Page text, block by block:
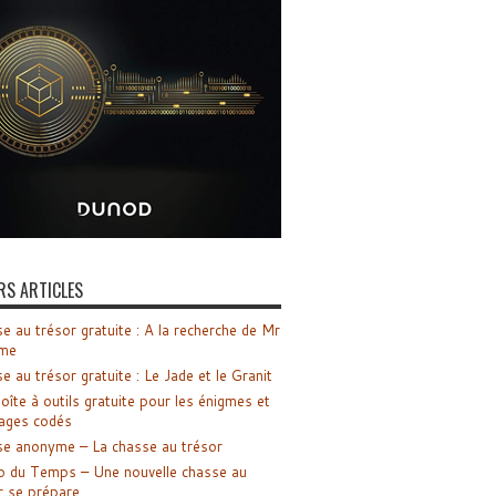
ARTICLES
au trésor gratuite : A la recherche de Mr
au trésor gratuite : Le Jade et le Granit
à outils gratuite pour les énigmes et
codés
anonyme – La chasse au trésor
du Temps – Une nouvelle chasse au
se prépare